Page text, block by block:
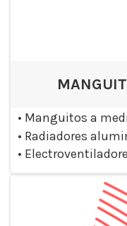
• Manguitos a
• Radiadores
•